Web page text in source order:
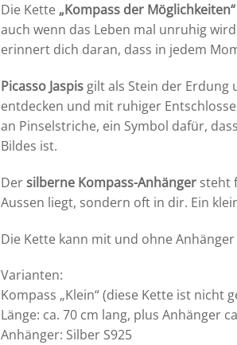
Die Kette „Kompass der Möglichkeiten“
auch wenn das Leben mal unruhig
erinnert dich daran, dass in jedem
Picasso Jaspis gilt als Stein der Erdung
entdecken und mit ruhiger
an Pinselstriche, ein Symbol dafür,
Bildes ist.
Dersilberne Kompass-Anhänger steht
Aussen liegt, sondern oft in dir. Ein
Die Kette kann mit und ohne
Varianten:
Kompass „Klein“ (diese Kette ist nicht
Länge: ca. 70 cm lang, plus Anhänger
Anhänger: Silber S925